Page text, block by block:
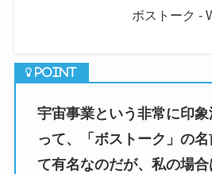
ボストーク -
宇宙事業という非常に印
って、「ボストーク」の
て有名なのだが、私の場